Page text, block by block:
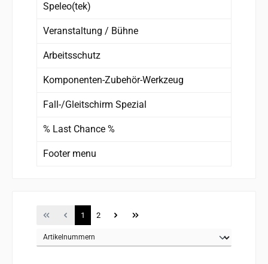
Speleo(tek)
Veranstaltung / Bühne
Arbeitsschutz
Komponenten-Zubehör-Werkzeug
Fall-/Gleitschirm Spezial
% Last Chance %
Footer menu
Page
1 Page
2